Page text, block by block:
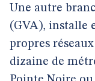
Une autre
(GVA), installe
propres
dizaine de